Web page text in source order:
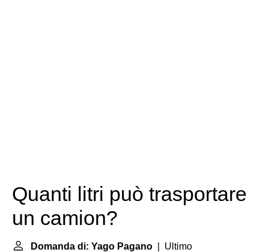
Quanti litri può trasportare
un camion?
Domanda di: Yago Pagano | Ultimo